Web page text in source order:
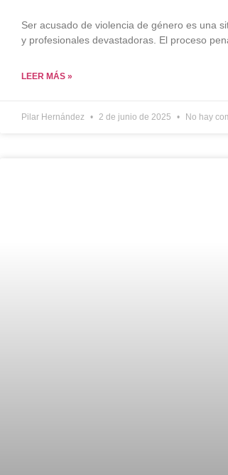
Ser acusado de violencia de género es una
y profesionales devastadoras. El proceso
LEER MÁS »
Pilar Hernández 2 de junio de 2025 No hay